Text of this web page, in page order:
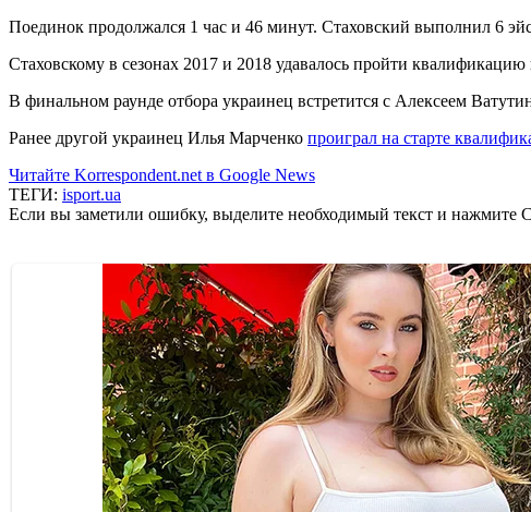
Поединок продолжался 1 час и 46 минут. Стаховский выполнил 6
Стаховскому в сезонах 2017 и 2018 удавалось пройти
В финальном раунде отбора украинец встретится с Алексеем
Ранее другой украинец Илья Марченко проиграл на старте
Читайте Korrespondent.net в Google News
ТЕГИ: isport.ua
Если вы заметили ошибку, выделите необходимый текст и нажмите